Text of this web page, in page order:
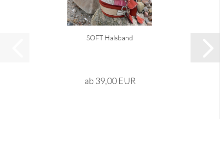
SOFT Halsband
ab 39,00 EUR